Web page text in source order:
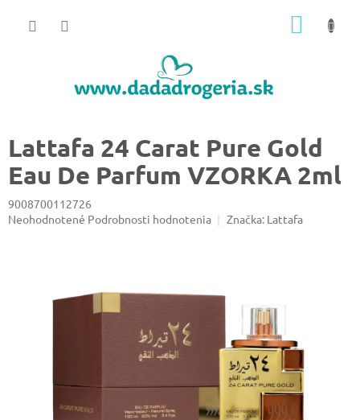
Lattafa 24 Carat Pure Gold
Eau De Parfum VZORKA 2ml
9008700112726
Priemerné
Neohodnotené Podrobnosti hodnotenia Značka: Lattafa